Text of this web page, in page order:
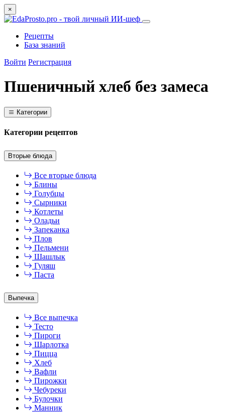
×
Рецепты
База знаний
Войти Регистрация
Пшеничный хлеб без замеса
Категории
Категории рецептов
Вторые блюда
Все вторые блюда
Блины
Голубцы
Сырники
Котлеты
Оладьи
Запеканка
Плов
Пельмени
Шашлык
Гуляш
Паста
Выпечка
Все выпечка
Тесто
Пироги
Шарлотка
Пицца
Хлеб
Вафли
Пирожки
Чебуреки
Булочки
Манник